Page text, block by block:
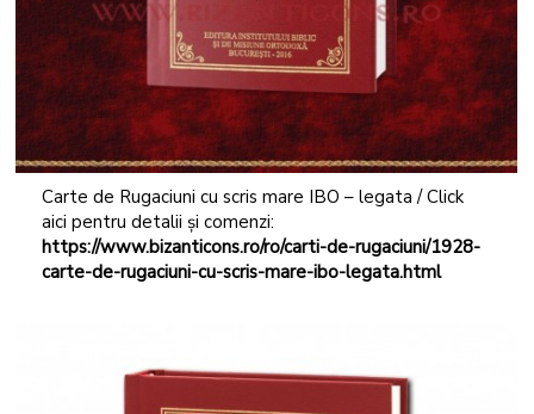
Carte de Rugaciuni cu scris mare IBO – legata / Click
aici pentru detalii și comenzi:
https://www.bizanticons.ro/ro/carti-de-rugaciuni/1928-
carte-de-rugaciuni-cu-scris-mare-ibo-legata.html